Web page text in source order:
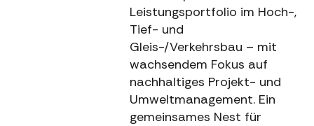
Leistungsportfolio im Hoch-,
Tief- und
Gleis-/Verkehrsbau – mit
wachsendem Fokus auf
nachhaltiges Projekt- und
Umweltmanagement. Ein
gemeinsames Nest für